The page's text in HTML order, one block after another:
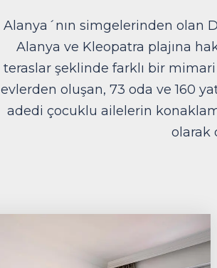
Alanya´nın simgelerinden olan
Alanya ve Kleopatra plajına
teraslar şeklinde farklı bir
evlerden oluşan, 73 oda ve 160
adedi çocuklu ailelerin
olarak